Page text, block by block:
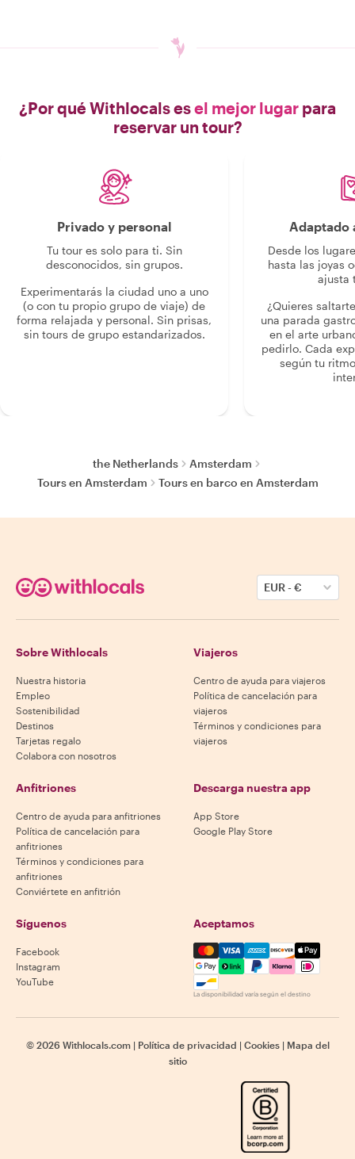
¿Por qué Withlocals esel mejor lugar para
reservar un tour?
Privado y personal
Tu tour es solo para ti. Sin
desconocidos, sin grupos.
Experimentarás la ciudad uno a uno
(o con tu propio grupo de viaje) de
forma relajada y personal. Sin prisas,
sin tours de grupo estandarizados.
Adaptado
Desde los
hasta las joyas
ajusta
¿Quieres
una parada
en el arte
pedirlo. Cada
según tu
the Netherlands
Amsterdam
Tours en Amsterdam
Tours en barco en Amsterdam
EUR-€
Sobre Withlocals
Nuestra historia
Empleo
Sostenibilidad
Destinos
Tarjetas regalo
Colabora con nosotros
Viajeros
Centro de ayuda para viajeros
Política de cancelación para
viajeros
Términos y condiciones para
viajeros
Anfitriones
Centro de ayuda para anfitriones
Política de cancelación para
anfitriones
Términos y condiciones para
anfitriones
Conviértete en anfitrión
Descarga nuestra app
App Store
Google Play Store
Síguenos
Facebook
Instagram
YouTube
Aceptamos
Mastercard, Visa, Amex,
La disponibilidad varía según el destino
© 2026 Withlocals.com | Política de privacidad | Cookies | Mapa del
sitio